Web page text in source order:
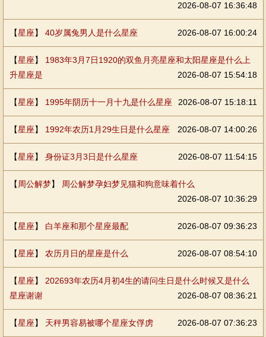
2026-08-07 16:36:48
【星座】 40岁属兔男人是什么星座 2026-08-07 16:00:24
【星座】 1983年3月7日1920的双鱼月亮星座和太阳星座是什么上
升星座是
2026-08-07 15:54:18
【星座】 1995年阴历十一月十九是什么星座 2026-08-07 15:18:11
【星座】 1992年农历1月29生日是什么星座 2026-08-07 14:00:26
【星座】 身份证3月3日是什么星座 2026-08-07 11:54:15
【 周公解梦】
周公解梦孕妇梦见猫和狗意味着什么
2026-08-07 10:36:29
【星座】 白羊座和那个星座最配 2026-08-07 09:36:23
【星座】 农历月日的星座是什么 2026-08-07 08:54:10
【星座】 202693年农历4月初4生的请问生日是什么时候又是什么
星座谢谢
2026-08-07 08:36:21
【星座】 天秤男容易被哪个星座女俘虏 2026-08-07 07:36:23